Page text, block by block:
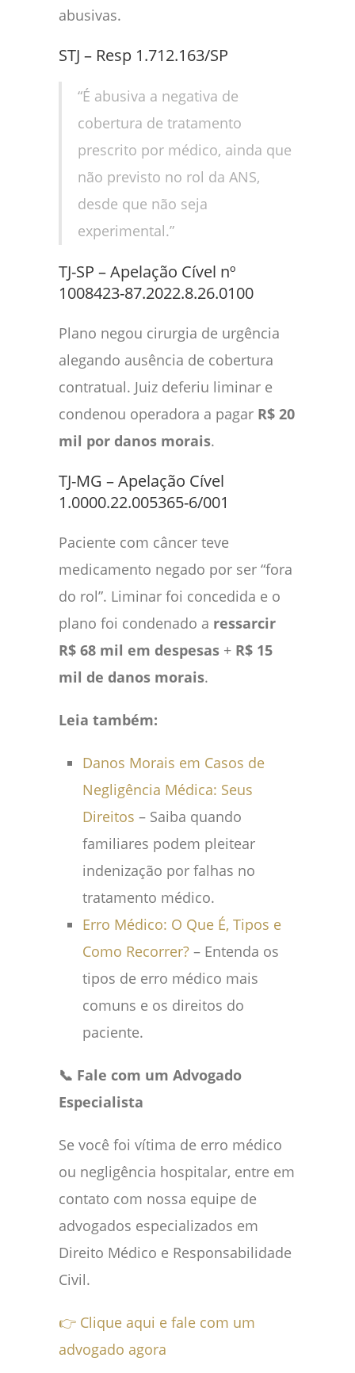
abusivas.
STJ – Resp 1.712.163/SP
“É abusiva a negativa de
cobertura de tratamento
prescrito por médico, ainda que
não previsto no rol da ANS,
desde que não seja
experimental.”
TJ-SP – Apelação Cível nº
1008423-87.2022.8.26.0100
Plano negou cirurgia de urgência
alegando ausência de cobertura
contratual. Juiz deferiu liminar e
condenou operadora a pagar R$ 20
mil por danos morais.
TJ-MG – Apelação Cível
1.0000.22.005365-6/001
Paciente com câncer teve
medicamento negado por ser “fora
do rol”. Liminar foi concedida e o
plano foi condenado a ressarcir
R$ 68 mil em despesas + R$ 15
mil de danos morais.
Leia também:
Danos Morais em Casos de
Negligência Médica: Seus
Direitos – Saiba quando
familiares podem pleitear
indenização por falhas no
tratamento médico.
Erro Médico: O Que É, Tipos e
Como Recorrer? – Entenda os
tipos de erro médico mais
comuns e os direitos do
paciente.
📞 Fale com um Advogado
Especialista
Se você foi vítima de erro médico
ou negligência hospitalar, entre em
contato com nossa equipe de
advogados especializados em
Direito Médico e Responsabilidade
Civil.
👉 Clique aqui e fale com um
advogado agora